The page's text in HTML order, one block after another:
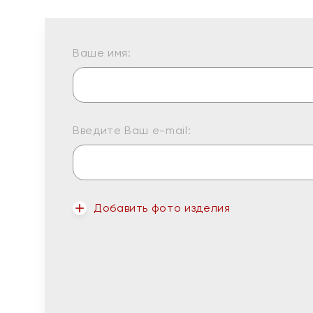
Ваше имя:
Введите Ваш e-mail:
Добавить фото изделия